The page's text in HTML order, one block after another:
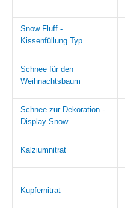
Snow Fluff -
Kissenfüllung Typ
Schnee für den
Weihnachtsbaum
Schnee zur Dekoration -
Display Snow
Kalziumnitrat
Kupfernitrat